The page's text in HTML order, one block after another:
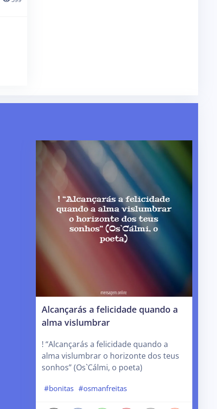
Alcançarás a felicidade quando a
alma vislumbrar
! “Alcançarás a felicidade quando a
alma vislumbrar o horizonte dos teus
sonhos” (Os`Cálmi, o poeta)
#bonitas #osmanfreitas